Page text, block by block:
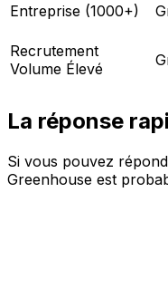
Entreprise (1000+)
Recrutement
Volume Élevé
La réponse
Si vous pouvez
Greenhouse est